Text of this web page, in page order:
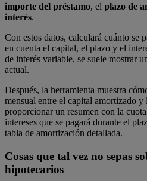
importe del préstamo, el plazo de
interés.
Con estos datos, calculará cuánto se
en cuenta el capital, el plazo y el
de interés variable, se suele mostrar
actual.
Después, la herramienta muestra
mensual entre el capital amortizado y
proporcionar un resumen con la
intereses que se pagará durante el
tabla de amortización detallada.
Cosas que tal vez no sepas
hipotecarios